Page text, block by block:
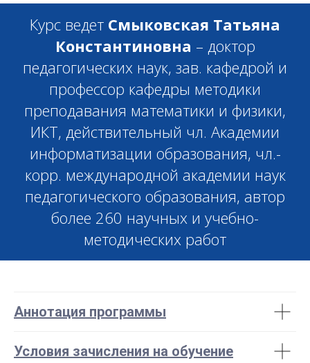
Курс ведет Смыковская Татьяна
Константиновна – доктор
педагогических наук, зав. кафедрой и
профессор кафедры методики
преподавания математики и физики,
ИКТ, действительный чл. Академии
информатизации образования, чл.-
корр. международной академии наук
педагогического образования, автор
более 260 научных и учебно-
методических работ
Аннотация программы
Условия зачисления на обучение